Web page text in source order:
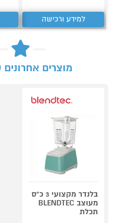
למידע ורכישה
מוצרים
בלנדר מקצועי 3 כ"ס
מעוצב BLENDTEC
תכלת